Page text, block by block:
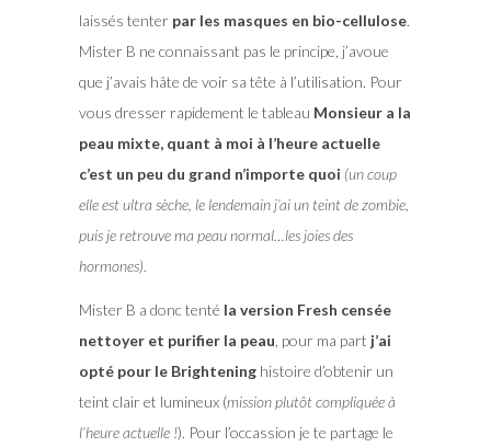
laissés tenter par les masques en bio-cellulose.
Mister B ne connaissant pas le principe, j’avoue
que j’avais hâte de voir sa tête à l’utilisation. Pour
vous dresser rapidement le tableau Monsieur a la
peau mixte, quant à moi à l’heure actuelle
c’est un peu du grand n’importe quoi (un coup
elle est ultra sèche, le lendemain j’ai un teint de zombie,
puis je retrouve ma peau normal…les joies des
hormones).
Mister B a donc tenté la version Fresh censée
nettoyer et purifier la peau , pour ma part j’ai
opté pour le Brighteninghistoire d’obtenir un
teint clair et lumineux (mission plutôt compliquée à
l’heure actuelle !). Pour l’occassion je te partage le